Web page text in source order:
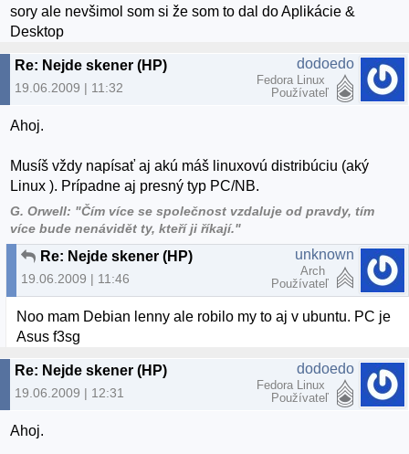
sory ale nevšimol som si že som to dal do Aplikácie &
Desktop
Re: Nejde skener (HP)
19.06.2009 | 11:32
dodoedo
Fedora Linux
Používateľ
Ahoj.
Musíš vždy napísať aj akú máš linuxovú distribúciu (aký
Linux ). Prípadne aj presný typ PC/NB.
G. Orwell: "Čím více se společnost vzdaluje od pravdy, tím
více bude nenávidět ty, kteří ji říkají."
Re: Nejde skener (HP)
19.06.2009 | 11:46
unknown
Arch
Používateľ
Noo mam Debian lenny ale robilo my to aj v ubuntu. PC je
Asus f3sg
Re: Nejde skener (HP)
19.06.2009 | 12:31
dodoedo
Fedora Linux
Používateľ
Ahoj.